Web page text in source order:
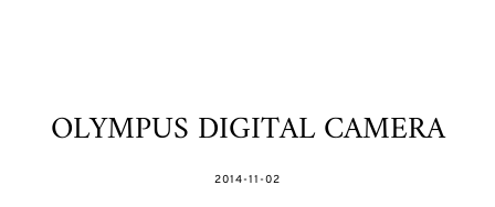
OLYMPUS DIGITAL CAMERA
POSTED
2014-11-02